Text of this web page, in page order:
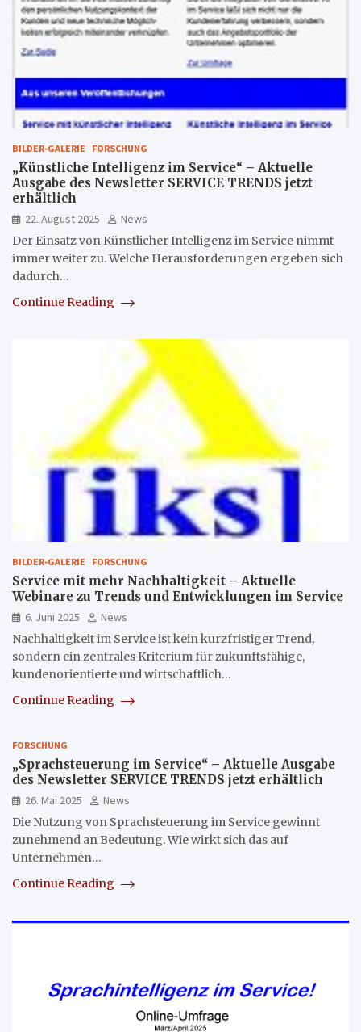
BILDER-GALERIE FORSCHUNG
„Künstliche Intelligenz im Service“ – Aktuelle
Ausgabe des Newsletter SERVICE TRENDS jetzt
erhältlich
22. August 2025
News
Der Einsatz von Künstlicher Intelligenz im Service nimmt
immer weiter zu. Welche Herausforderungen ergeben sich
dadurch…
Continue Reading
BILDER-GALERIE FORSCHUNG
Service mit mehr Nachhaltigkeit – Aktuelle
Webinare zu Trends und Entwicklungen im Service
6. Juni 2025
News
Nachhaltigkeit im Service ist kein kurzfristiger Trend,
sondern ein zentrales Kriterium für zukunftsfähige,
kundenorientierte und wirtschaftlich…
Continue Reading
FORSCHUNG
„Sprachsteuerung im Service“ – Aktuelle Ausgabe
des Newsletter SERVICE TRENDS jetzt erhältlich
26. Mai 2025
News
Die Nutzung von Sprachsteuerung im Service gewinnt
zunehmend an Bedeutung. Wie wirkt sich das auf
Unternehmen…
Continue Reading